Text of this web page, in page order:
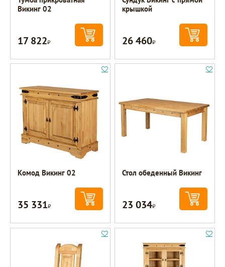
Викинг 02
17 822Р
крышкой
26 460Р
Комод Викинг 02
35 331Р
Стол обеденный Викинг
23 034Р